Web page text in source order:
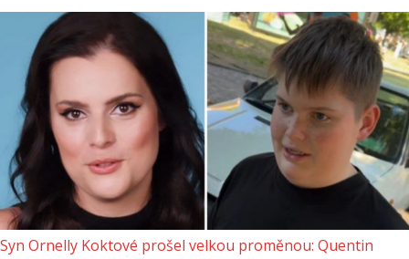
Syn Ornelly Koktové prošel velkou proměnou: Quentin